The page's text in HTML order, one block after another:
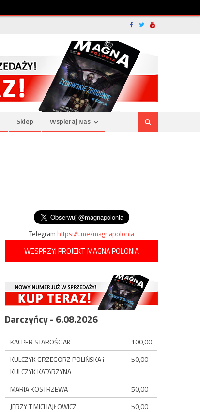
Sklep Wspieraj Nas
Telegramhttps://t.me/magnapolonia
WESPRZYJ PROJEKT MAGNA POLONIA
Darczyńcy - 6.08.2026
KACPER STAROŚCIAK
100,00
KULCZYK GRZEGORZ POLIŃSKA i
KULCZYK KATARZYNA
50,00
MARIA KOSTRZEWA
50,00
JERZY T MICHAJŁOWICZ
50,00